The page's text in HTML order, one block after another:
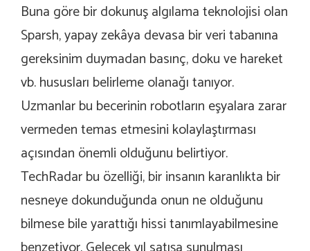
Buna göre bir dokunuş algılama teknolojisi olan
Sparsh, yapay zekâya devasa bir veri tabanına
gereksinim duymadan basınç, doku ve hareket
vb. hususları belirleme olanağı tanıyor.
Uzmanlar bu becerinin robotların eşyalara zarar
vermeden temas etmesini kolaylaştırması
açısından önemli olduğunu belirtiyor.
TechRadar bu özelliği, bir insanın karanlıkta bir
nesneye dokunduğunda onun ne olduğunu
bilmese bile yarattığı hissi tanımlayabilmesine